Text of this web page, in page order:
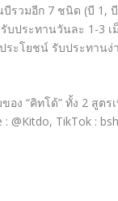
รวมอีก 7 ชนิด (บี 1,
ประทานวันละ 1-3 เ
ระโยชน์ รับประทาน
ง “คิทโด้” ทั้ง 2 สูตร
@Kitdo, TikTok :